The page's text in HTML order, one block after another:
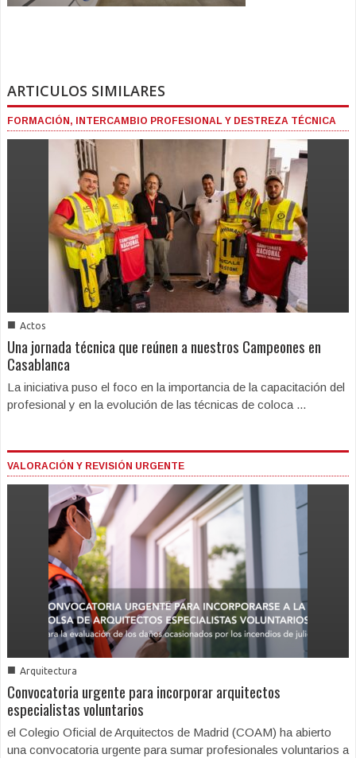
ARTICULOS SIMILARES
FORMACIÓN, INTERCAMBIO PROFESIONAL Y DESTREZA TÉCNICA
■ Actos
Una jornada técnica que reúnen a nuestros Campeones en
Casablanca
La iniciativa puso el foco en la importancia de la capacitación del
profesional y en la evolución de las técnicas de coloca ...
VALORACIÓN Y REVISIÓN URGENTE
■ Arquitectura
Convocatoria urgente para incorporar arquitectos
especialistas voluntarios
el Colegio Oficial de Arquitectos de Madrid (COAM) ha abierto
una convocatoria urgente para sumar profesionales voluntarios a